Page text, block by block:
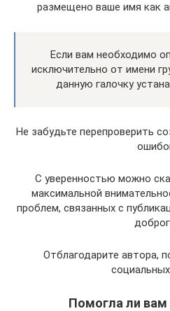
размещено ваше имя как
Если вам необходимо
исключительно от имени
данную галочку
Не забудьте перепроверить
С уверенностью можно
максимальной
проблем, связанных с
Отблагодарите автора,
Помогла ли вам